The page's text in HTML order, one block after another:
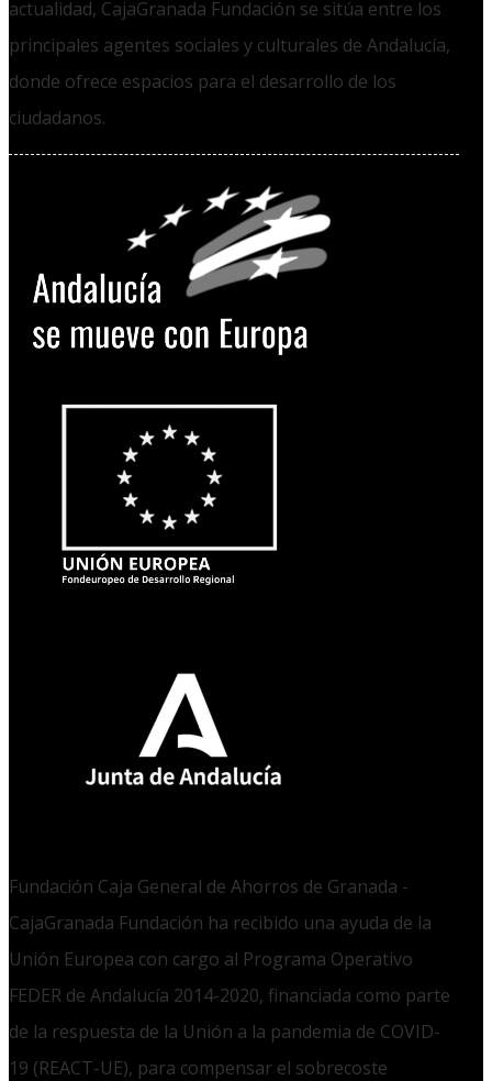
actualidad, CajaGranada Fundación se sitúa entre los
principales agentes sociales y culturales de Andalucía,
donde ofrece espacios para el desarrollo de los
ciudadanos.
Fundación Caja General de Ahorros de Granada -
CajaGranada Fundación ha recibido una ayuda de la
Unión Europea con cargo al Programa Operativo
FEDER de Andalucía 2014-2020, financiada como parte
de la respuesta de la Unión a la pandemia de COVID-
19 (REACT-UE), para compensar el sobrecoste